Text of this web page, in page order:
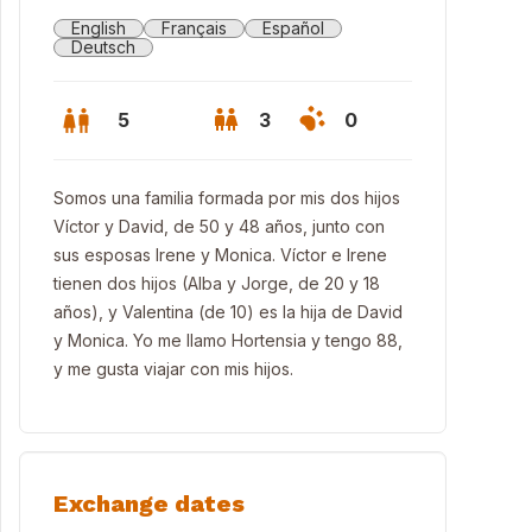
frontal de la casa
English Français
Español
Deutsch
5 3 0
Somos una familia formada por mis dos hijos
Víctor y David, de 50 y 48 años, junto con
sus esposas Irene y Monica. Víctor e Irene
tienen dos hijos (Alba y Jorge, de 20 y 18
años), y Valentina (de 10) es la hija de David
y Monica. Yo me llamo Hortensia y tengo 88,
y me gusta viajar con mis hijos.
Exchange dates